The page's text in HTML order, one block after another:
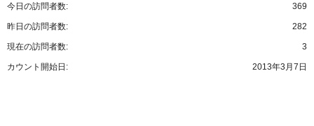
369
今日の訪問者数:
282
昨日の訪問者数:
3
現在の訪問者数:
2013年3月7日
カウント開始日: